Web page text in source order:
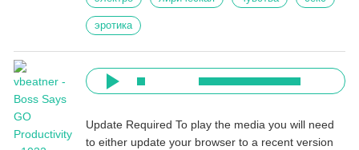
эротика
Update Required To play the media you will need
to either update your browser to a recent version